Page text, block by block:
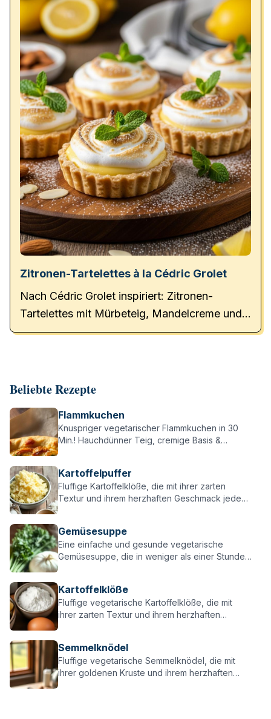
Zitronen-Tartelettes à la Cédric Grolet
Nach Cédric Grolet inspiriert: Zitronen-
Tartelettes mit Mürbeteig, Mandelcreme und
Baiser. Ein französisches Meisterwerk!
Beliebte Rezepte
Flammkuchen
Knuspriger vegetarischer Flammkuchen in 30
Min.! Hauchdünner Teig, cremige Basis &
Kartoffelpuffer
Fluffige Kartoffelklöße, die mit ihrer zarten
Textur und ihrem herzhaften Geschmack jeden
Gemüsesuppe
Eine einfache und gesunde vegetarische
Gemüsesuppe, die in weniger als einer Stunde
Kartoffelklöße
Fluffige vegetarische Kartoffelklöße, die mit
ihrer zarten Textur und ihrem herzhaften
Semmelknödel
Fluffige vegetarische Semmelknödel, die mit
ihrer goldenen Kruste und ihrem herzhaften